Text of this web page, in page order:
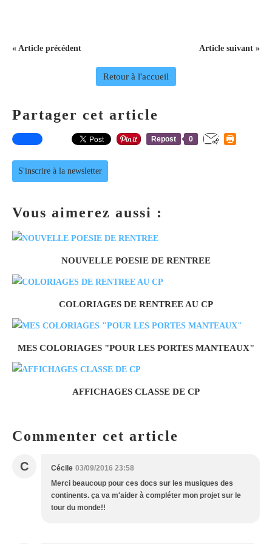
« Article précédent Article suivant »
Retour à l'accueil
Partager cet article
Repost 0
S'inscrire à la newsletter
Vous aimerez aussi :
NOUVELLE POESIE DE RENTREE
COLORIAGES DE RENTREE AU CP
MES COLORIAGES "POUR LES PORTES MANTEAUX"
AFFICHAGES CLASSE DE CP
Commenter cet article
C Cécile 03/09/2016 23:58
Merci beaucoup pour ces docs sur les musiques des
continents. ça va m'aider à compléter mon projet sur le
tour du monde!!